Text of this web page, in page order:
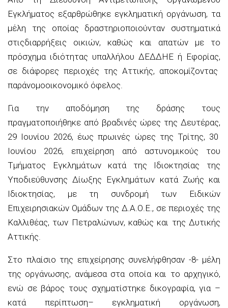
Εγκλήματος εξαρθρώθηκε εγκληματική οργάνωση, τα
μέλη της οποίας δραστηριοποιούνταν συστηματικά
στιςδιαρρήξεις οικιών, καθώς και απατών με το
πρόσχημα ιδιότητας υπαλλήλου ΔΕΔΔΗΕ ή Εφορίας,
σε διάφορες περιοχές της Αττικής, αποκομίζοντας
παράνομοοικονομικό όφελος
Για την αποδόμηση της δράσης τους
πραγματοποιήθηκε από βραδινές ώρες της Δευτέρας,
29 Ιουνίου 2026, έωςπρωινές ώρες της Τρίτης, 30
Ιουνίου 2026, επιχείρηση από αστυνομικούς του
Τμήματος Εγκλημάτων κατά της Ιδιοκτησίας της
Υποδιεύθυνσης Δίωξης Εγκλημάτων κατά Ζωής και
Ιδιοκτησίας, με τη συνδρομή των Ειδικών
Επιχειρησιακών Ομάδων της Δ.Α.Ο.Ε., σε περιοχές της
Καλλιθέας, των Πετραλώνων, καθώς και της Δυτικής
Αττικής.
Στο πλαίσιο της επιχείρησης συνελήφθησαν -8-μέλη
της οργάνωσης, ανάμεσα στα οποία και το αρχηγικό,
ενώ σε βάρος τους σχηματίστηκε δικογραφία, για –
κατά περίπτωση–
εγκληματική οργάνωση,